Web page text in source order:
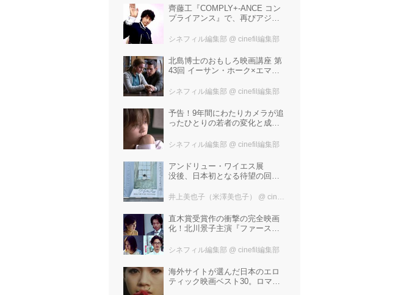
齊藤工『COMPLY+-ANCE コン
プライアンス』で、再びアジア
際映画祭"インターナショナル・
シネフィル編集部 @ cinefil編集部
北島博士のおもしろ映画講座 第
43回 イーサン・ホーク×エマ・
仕掛ける、実話に基づく衝撃の
ン』！
シネフィル編集部 @ cinefil編集部
予告！9年間にわたりカメラが追
ったひとりの若者の変化と成長
戻るとき 空と木の実の9年間』
シネフィル編集部 @ cinefil編集部
アンドリュー・ワイエス展
没後、日本初となる待望の回顧
は？ 独自の精神世界を描く 豊
23日まで開催！
井上美也子（米澤美也子） @ cinefil編集部
直木賞受賞作の衝撃の完全映画
化！北川景子主演『ファースト
化学反応」と絶賛した追加キャ
塚洋介！
シネフィル編集部 @ cinefil編集部
海外サイトが選んだ日本のエロ
ティック映画ベスト30。ロマン